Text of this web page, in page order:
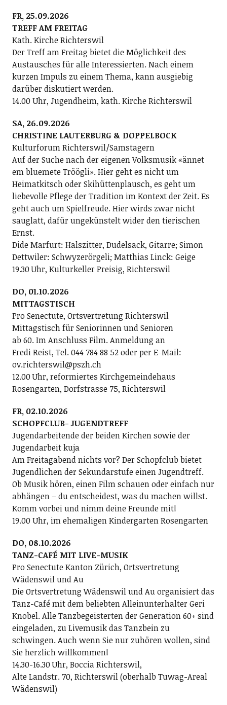
FR, 25.09.2026
TREFF AM FREITAG
Kath. Kirche Richterswil
Der Treff am Freitag bietet die Möglichkeit des
Austausches für alle Interessierten. Nach einem
kurzen Impuls zu einem Thema, kann ausgiebig
darüber diskutiert werden.
14.00 Uhr, Jugendheim, kath. Kirche Richterswil
SA, 26.09.2026
CHRISTINE LAUTERBURG & DOPPELBOCK
Kulturforum Richterswil/Samstagern
Auf der Suche nach der eigenen Volksmusik «ännet
em bluemete Tröögli». Hier geht es nicht um
Heimatkitsch oder Skihüttenplausch, es geht um
liebevolle Pflege der Tradition im Kontext der Zeit. Es
geht auch um Spielfreude. Hier wirds zwar nicht
sauglatt, dafür ungekünstelt wider den tierischen
Ernst.
Dide Marfurt: Halszitter, Dudelsack, Gitarre; ­Simon
Dettwiler: Schwyzerörgeli; Matthias Linck: Geige
19.30 Uhr, Kulturkeller Preisig, Richterswil
DO, 01.10.2026
MITTAGSTISCH
Pro Senectute, Ortsvertretung Richterswil
Mittagstisch für Seniorinnen und Senioren
ab 60. Im Anschluss Film. Anmeldung an
Fredi Reist, Tel. 044 784 88 52 oder per E-Mail:
ov.richterswil@pszh.ch
12.00 Uhr, reformiertes Kirchgemeindehaus
Rosengarten, Dorfstrasse 75, Richterswil
FR, 02.10.2026
SCHOPFCLUB- JUGENDTREFF
Jugendarbeitende der beiden Kirchen sowie der
Jugendarbeit kuja
Am Freitagabend nichts vor? Der Schopfclub bietet
Jugendlichen der Sekundarstufe einen Jugendtreff.
Ob Musik hören, einen Film schauen oder einfach nur
abhängen – du entscheidest, was du machen willst.
Komm vorbei und nimm deine Freunde mit!
19.00 Uhr, im ehemaligen Kindergarten Rosengarten
DO, 08.10.2026
TANZ-CAFÉ MIT LIVE-MUSIK
Pro Senectute Kanton Zürich, Ortsvertretung
Wädenswil und Au
Die Ortsvertretung Wädenswil und Au organisiert das
Tanz-Café mit dem beliebten Alleinunterhalter Geri
Knobel. Alle Tanzbegeisterten der Generation 60+ sind
eingeladen, zu Livemusik das Tanzbein zu
schwingen. Auch wenn Sie nur zuhören wollen, sind
Sie herzlich willkommen!
14.30-16.30 Uhr, Boccia Richterswil,
Alte Landstr. 70, Richterswil (oberhalb Tuwag-Areal
Wädenswil)